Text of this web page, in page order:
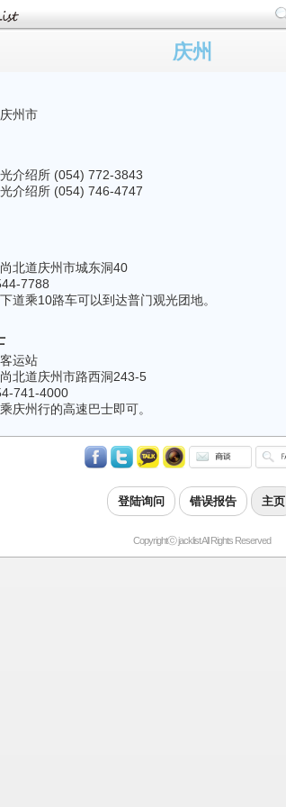
庆州
州市
介绍所 (054) 772-3843
介绍所 (054) 746-4747
北道庆州市城东洞40
7788
道乘10路车可以到达普门观光团地。
运站
北道庆州市路西洞243-5
741-4000
庆州行的高速巴士即可。
登陆询问 错误报告 主页
Copyrightⓒ jacklist All Rights Reserved